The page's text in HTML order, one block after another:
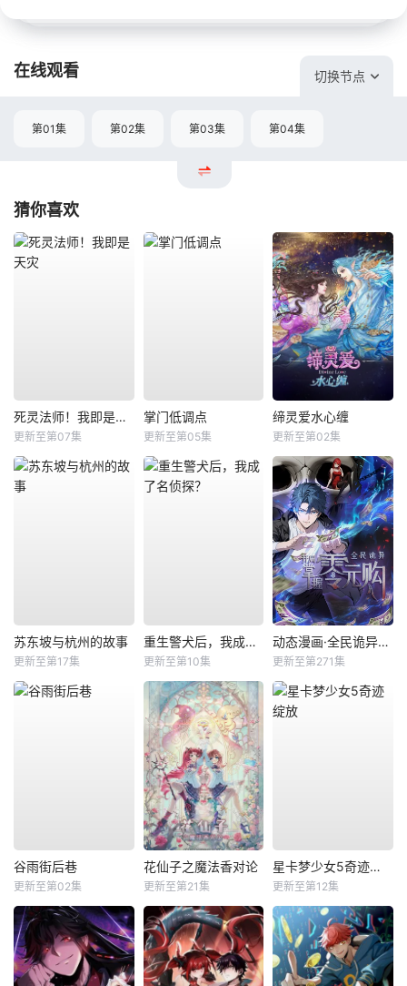
在线观看 切换节点
第01集 第02集 第03集 第04集
猜你喜欢
死灵法师！我即是天灾
更新至第07集
掌门低调点
更新至第05集
缔灵爱水心缠
更新至第02集
苏东坡与杭州的故事
更新至第17集
重生警犬后，我成了名侦探？
更新至第10集
动态漫画·全民诡异：开局掌握零元购
更新至第271集
谷雨街后巷
更新至第02集
花仙子之魔法香对论
更新至第21集
星卡梦少女5奇迹绽放
更新至第12集